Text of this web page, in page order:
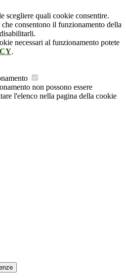
scegliere quali cookie consentire.
consentono il funzionamento della
necessari al funzionamento potete
.
non possono essere
l'elenco nella pagina della cookie